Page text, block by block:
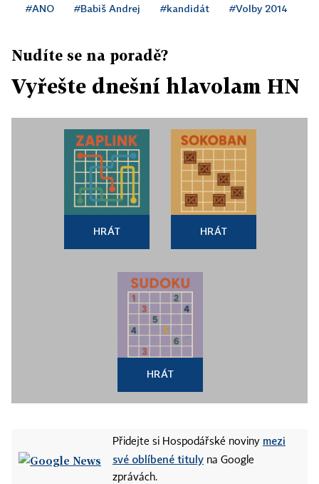
#ANO #Babiš Andrej #kandidát #Volby 2014
Nudíte se na poradě?
Vyřešte dnešní hlavolam HN
HRÁT HRÁT
HRÁT
Přidejte si Hospodářské noviny mezi
své oblíbené tituly na Google
zprávách.